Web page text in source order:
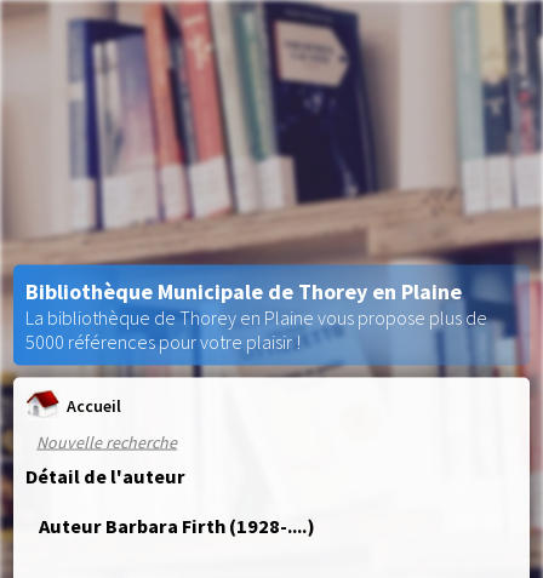
Accueil
Nouvelle recherche
Détail de l'auteur
Auteur Barbara Firth (1928-....)
Bibliothèque Municipale de Thorey en Plaine
La bibliothèque de Thorey en Plaine vous propose plus de
5000 références pour votre plaisir !